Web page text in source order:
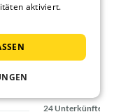
5 Unterkünfte
24 Unterkünfte
aktiviert.